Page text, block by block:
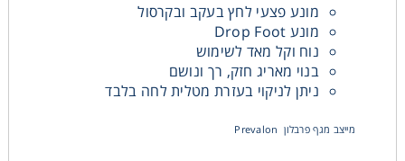
מונע פצעי לחץ בעקב ובקרסול
מונע Drop Foot
נוח וקל מאד לשימוש
בנוי מאריג חזק, רך ונושם
ניתן לניקוי בעזרת מטלית לחה בלבד
מייצב מגף פרבלון Prevalon